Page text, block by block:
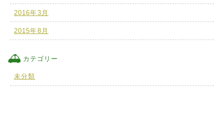
2016年3月
2015年8月
カテゴリー
未分類